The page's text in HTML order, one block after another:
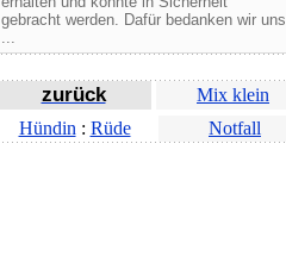
gebracht werden. Dafür bedanken wir uns
...
zurück Mix klein
Hündin : Rüde Notfall